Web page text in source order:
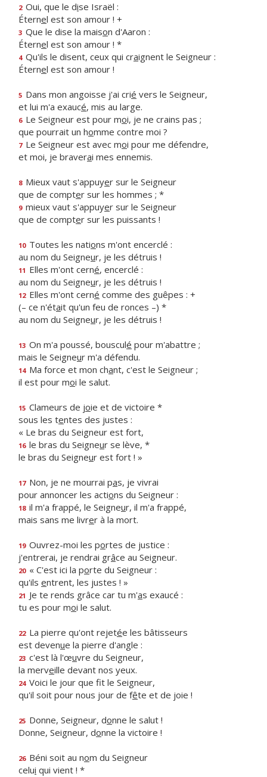
2 Oui, que le dise Israël :
Éternel est son amour ! +
3 Que le dise la maison d'Aaron :
Éternel est son amour ! *
4 Qu'ils le disent, ceux qui craignent le Seigneur :
Éternel est son amour !
5 Dans mon angoisse j'ai crié vers le Seigneur,
et lui m'a exaucé, mis au large.
6 Le Seigneur est pour moi, je ne crains pas ;
que pourrait un homme contre moi ?
7 Le Seigneur est avec moi pour me défendre,
et moi, je braverai mes ennemis.
8 Mieux vaut s'appuyer sur le Seigneur
que de compter sur les hommes ; *
9 mieux vaut s'appuyer sur le Seigneur
que de compter sur les puissants !
10 Toutes les nations m'ont encerclé :
au nom du Seigneur, je les détruis !
11 Elles m'ont cerné, encerclé :
au nom du Seigneur, je les détruis !
12 Elles m'ont cerné comme des guêpes : +
(– ce n'était qu'un feu de ronces –) *
au nom du Seigneur, je les détruis !
13 On m'a poussé, bousculé pour m'abattre ;
mais le Seigneur m'a défendu.
14 Ma force et mon chant, c'est le Seigneur ;
il est pour moi le salut.
15 Clameurs de joie et de victoire *
sous les tentes des justes :
« Le bras du Seigneur est fort,
16 le bras du Seigneur se lève, *
le bras du Seigneur est fort ! »
17 Non, je ne mourrai pas, je vivrai
pour annoncer les actions du Seigneur :
18 il m'a frappé, le Seigneur, il m'a frappé,
mais sans me livrer à la mort.
19 Ouvrez-moi les portes de justice :
j'entrerai, je rendrai grâce au Seigneur.
20 « C'est ici la porte du Seigneur :
qu'ils entrent, les justes ! »
21 Je te rends grâce car tu m'as exaucé :
tu es pour moi le salut.
22 La pierre qu'ont rejetée les bâtisseurs
est devenue la pierre d'angle :
23 c'est là l'œuvre du Seigneur,
la merveille devant nos yeux.
24 Voici le jour que ft le Seigneur,
qu'il soit pour nous jour de fête et de joie !
25 Donne, Seigneur, donne le salut !
Donne, Seigneur, donne la victoire !
26 Béni soit au nom du Seigneur
celui qui vient ! *